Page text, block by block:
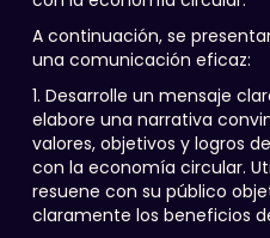
A continuación, se
una comunicación eficaz:
1. Desarrolle un mensaje
elabore una narrativa
valores, objetivos y logros
con la economía circular.
resuene con su público
claramente los beneficios